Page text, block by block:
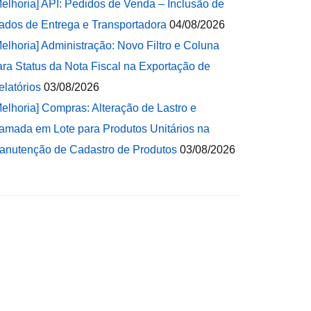
API: Pedidos de Venda – Inclusão de
de Entrega e Transportadora 04/08/2026
Administração: Novo Filtro e Coluna
Status da Nota Fiscal na Exportação de
03/08/2026
Compras: Alteração de Lastro e
em Lote para Produtos Unitários na
de Cadastro de Produtos 03/08/2026